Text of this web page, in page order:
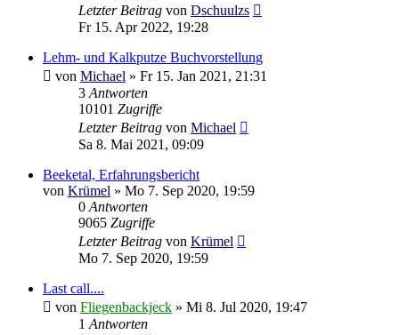
Letzter Beitrag von Dschuulzs
Fr 15. Apr 2022, 19:28
Lehm- und Kalkputze Buchvorstellung
von Michael » Fr 15. Jan 2021, 21:31
3 Antworten
10101 Zugriffe
Letzter Beitrag von Michael
Sa 8. Mai 2021, 09:09
Beeketal, Erfahrungsbericht
von Krümel » Mo 7. Sep 2020, 19:59
0 Antworten
9065 Zugriffe
Letzter Beitrag von Krümel
Mo 7. Sep 2020, 19:59
Last call....
von Fliegenbackjeck » Mi 8. Jul 2020, 19:47
1 Antworten